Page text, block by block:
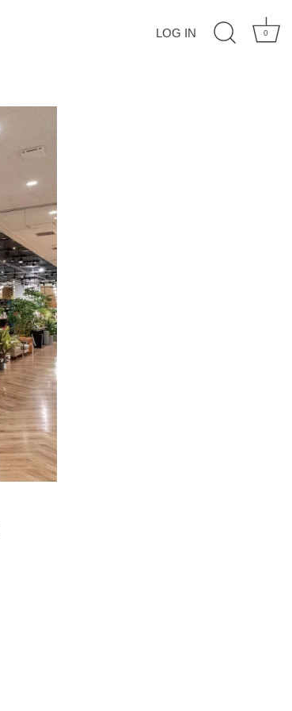
LOG IN 0